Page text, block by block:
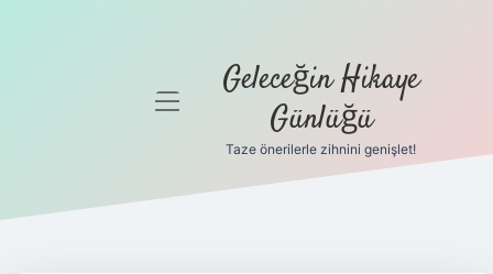
Gizlilik
menüyü Geleceğin Hikaye
Günlüğü
Taze önerilerle zihnini genişlet!